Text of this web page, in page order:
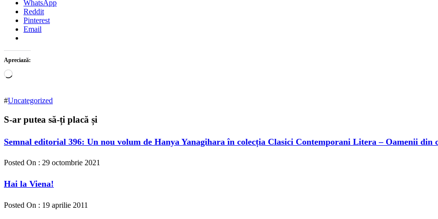
WhatsApp
Reddit
Pinterest
Email
Apreciază:
Încarc...
#Uncategorized
S-ar putea să-ți placă și
Semnal editorial 396: Un nou volum de Hanya Yanagihara în colecția Clasici Contemporani Litera – Oamenii din
Posted On : 29 octombrie 2021
Hai la Viena!
Posted On : 19 aprilie 2011